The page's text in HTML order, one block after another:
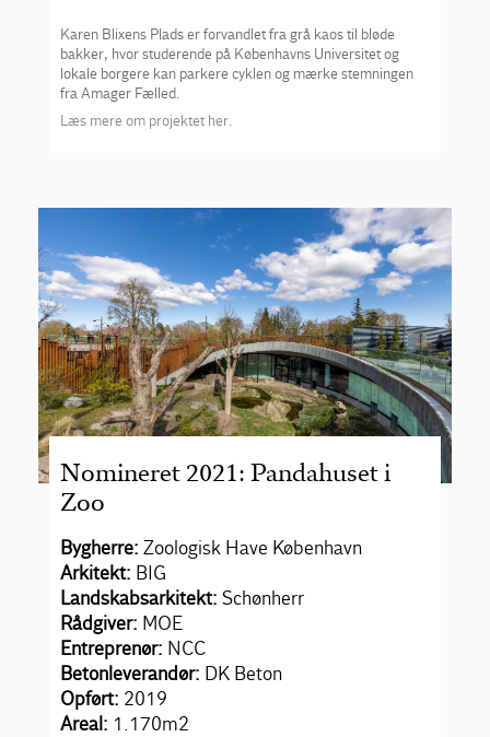
Karen Blixens Plads er forvandlet fra grå kaos til bløde
bakker, hvor studerende på Københavns Universitet og
lokale borgere kan parkere cyklen og mærke stemningen
fra Amager Fælled.
Læs mere om projektet her.
Nomineret 2021: Pandahuset i
Zoo
Bygherre: Zoologisk Have København
Arkitekt: BIG
Landskabsarkitekt: Schønherr
Rådgiver: MOE
Entreprenør: NCC
Betonleverandør: DK Beton
Opført: 2019
Areal: 1.170m2